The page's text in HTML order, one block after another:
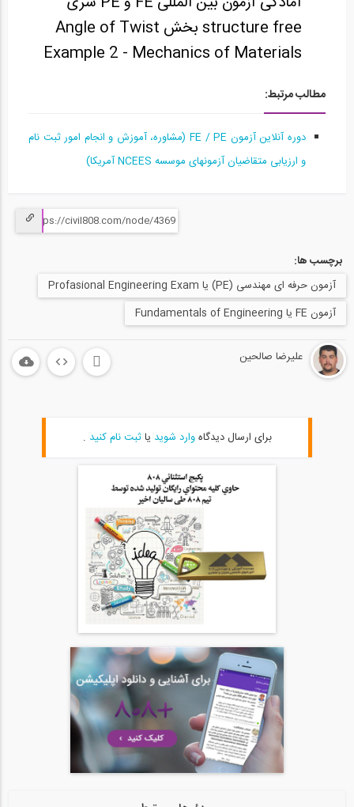
آمادگی آزمون بین المللی FE و PE قسمت...
17
1:04:36
18
آمادگی آزمون بین المللی FE و PE قسمت...
آمادگی آزمون بین المللی FE و PE قسمت...
آمادگی آزمون بین المللی FE و PE قسمت...
آمادگی آزمون بین المللی FE و PE قسمت...
structure free بخش Angle of Twist
Example 2 - Mechanics of Materials
مطالب مرتبط:
دوره آنلاین آزمون FE / PE (مشاوره، آموزش و انجام امور ثبت نام
و ارزیابی متقاضیان آزمونهای موسسه NCEES آمریکا)
برچسب ها:
آزمون حرفه ای مهندسی (PE) یا Profasional Engineering Exam
آزمون FE یا Fundamentals of Engineering
علیرضا صالحین
برای ارسال دیدگاهوارد شوید یاثبت نام کنید .